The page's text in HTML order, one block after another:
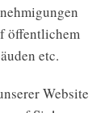
öffentlichem
etc.
Website